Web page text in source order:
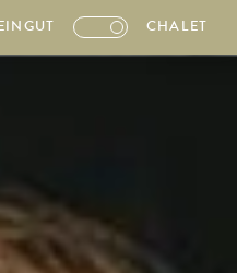
CHALET